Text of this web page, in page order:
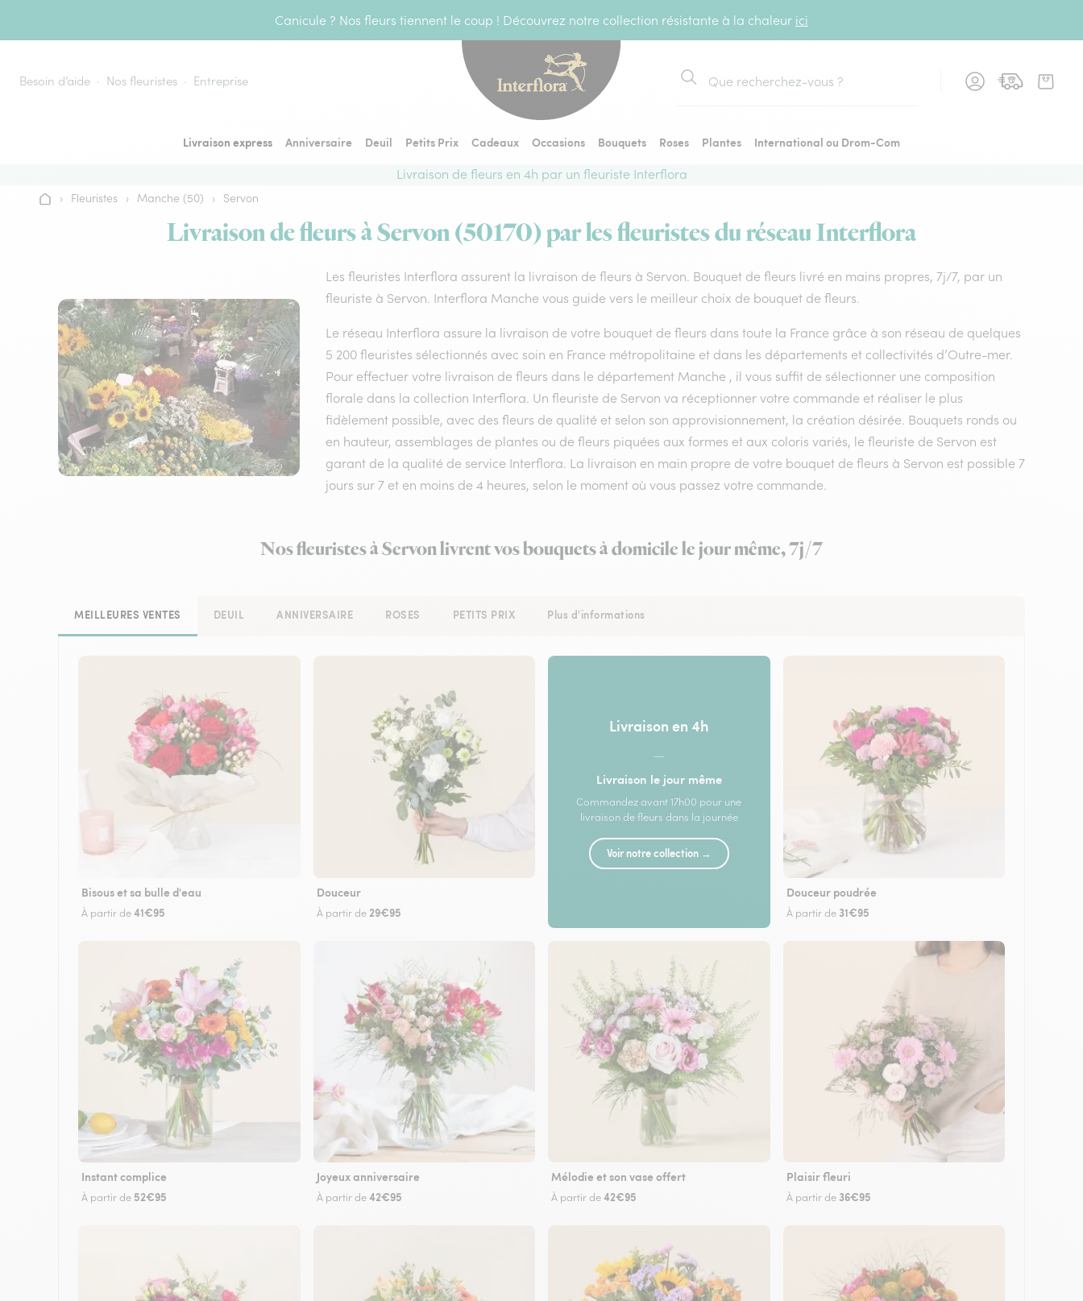
Canicule ? Nos fleurs tiennent le coup ! Découvrez notre collection résistante à la chaleur ici
Besoin d’aide Nos fleuristes Entreprise
Rechercher
Livraison express Anniversaire Deuil Petits Prix Cadeaux Occasions Bouquets Roses Plantes
International ou Drom-Com
Livraison de fleurs en 4h par un fleuriste Interflora
Accueil
› Fleuristes › Manche (50) › Servon
Livraison de fleurs à Servon (50170) par les fleuristes du réseau Interflora
Les fleuristes Interflora assurent la livraison de fleurs à Servon. Bouquet de fleurs livré en mains propres, 7j/7, par un
fleuriste à Servon. Interflora Manche vous guide vers le meilleur choix de bouquet de fleurs.
Le réseau Interflora assure la livraison de votre bouquet de fleurs dans toute la France grâce à son réseau de quelques
5 200 fleuristes sélectionnés avec soin en France métropolitaine et dans les départements et collectivités d’Outre-mer.
Pour effectuer votre livraison de fleurs dans le département Manche , il vous suffit de sélectionner une composition
florale dans la collection Interflora. Un fleuriste de Servon va réceptionner votre commande et réaliser le plus
fidèlement possible, avec des fleurs de qualité et selon son approvisionnement, la création désirée. Bouquets ronds ou
en hauteur, assemblages de plantes ou de fleurs piquées aux formes et aux coloris variés, le fleuriste de Servon est
garant de la qualité de service Interflora. La livraison en main propre de votre bouquet de fleurs à Servon est possible 7
jours sur 7 et en moins de 4 heures, selon le moment où vous passez votre commande.
Nos fleuristes à Servon livrent vos bouquets à domicile le jour même, 7j/7
MEILLEURES VENTES DEUIL ANNIVERSAIRE ROSES PETITS PRIX Plus d'informations
Bisous et sa bulle d'eau
À partir de41€95
Douceur
À partir de 29€95
Livraison en 4h
—
Livraison le jour même
Commandez avant 17h00 pour une
livraison de fleurs dans la journée
Voir notre collection →
Douceur poudrée
À partir de 31€95
Instant complice
À partir de 52€95
Joyeux anniversaire
À partir de42€95
Mélodie et son vase offert
À partir de42€95
Plaisir fleuri
À partir de 36€95